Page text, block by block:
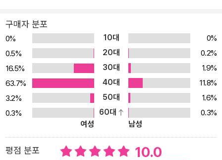
의 학습이 되도록 구성하였다. 초등 영어 교육과정을 기본으로 80개
의 회화 주제를 선정하고, 재미있는 만화를 통해 이를 제시하여 아이
들의 흥미를 유발한다. 만화에서 제시된 기본 회화 패턴에 4~6개의
어휘를 대치하여 말해 보는 대치 활동(Substitution Drill)을 통해 어
휘력은 물론 영어 문장 구조에 대한 감각을 키우고, 아이들이 주체가
되어 충분한 말하기 연습의 기회를 가질 수 있다. 또 원어민의 음성으
로 실감나는 회화와 표현 연습 문장을 들을 수 있는 QR 코드가 있어
정확한 발음으로 유창한 영어 말하기 연습이 가능하다. 부록으로 제
수 있도록 구성하였다. 귀와 입으로 익힌 표현들을 직접 손으로 쓰면
구매자 분포
0% 10대
0%
0.5%
20대
0.2%
16.5%
30대
1.9%
63.7%
40대
11.8%
3.2%
50대
1.6%
0.3%
60대
0.3%
여성
남성
평점 분포 10.0